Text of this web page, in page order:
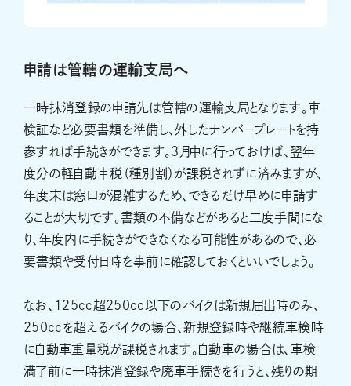
申請は管轄の運輸支局へ
一時抹消登録の申請先は管轄の運輸支局となります。車
検証など必要書類を準備し、外したナンバープレートを持
参すれば手続きができます。3月中に行っておけば、翌年
度分の軽自動車税（種別割）が課税されずに済みますが、
年度末は窓口が混雑するため、できるだけ早めに申請す
ることが大切です。書類の不備などがあると二度手間にな
り、年度内に手続きができなくなる可能性があるので、必
要書類や受付日時を事前に確認しておくといいでしょう。
なお、125cc超250cc以下のバイクは新規届出時のみ、
250ccを超えるバイクの場合、新規登録時や継続車検時
に自動車重量税が課税されます。自動車の場合は、車検
満了前に一時抹消登録や廃車手続きを行うと、残りの期